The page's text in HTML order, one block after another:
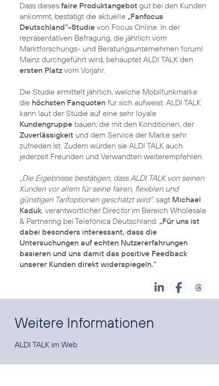
Dass dieses faire Produktangebot gut bei den Kunden
ankommt, bestätigt die aktuelle „Fanfocus
Deutschland“-Studie von Focus Online. In der
repräsentativen Befragung, die jährlich vom
Marktforschungs- und Beratungsunternehmen forum!
Mainz durchgeführt wird, behauptet ALDI TALK den
ersten Platz vom Vorjahr.
Die Studie ermittelt jährlich, welche Mobilfunkmarke
die höchsten Fanquoten für sich aufweist. ALDI TALK
kann laut der Studie auf eine sehr loyale
Kundengruppe bauen, die mit den Konditionen, der
Zuverlässigkeit und dem Service der Marke sehr
zufrieden ist. Zudem würden sie ALDI TALK auch
jederzeit Freunden und Verwandten weiterempfehlen.
„Die Ergebnisse bestätigen, dass ALDI TALK von seinen
Kunden vor allem für seine fairen, flexiblen und
günstigen Tarifoptionen geschätzt wird“, sagt Michael
Kaduk, verantwortlicher Director im Bereich Wholesale
& Partnering bei Telefónica Deutschland. „Für uns ist
dabei besonders interessant, dass die
Untersuchungen auf echten Nutzererfahrungen
basieren und uns damit das positive Feedback
unserer Kunden direkt widerspiegeln.“
Weitere Informationen
ALDI TALK im Web